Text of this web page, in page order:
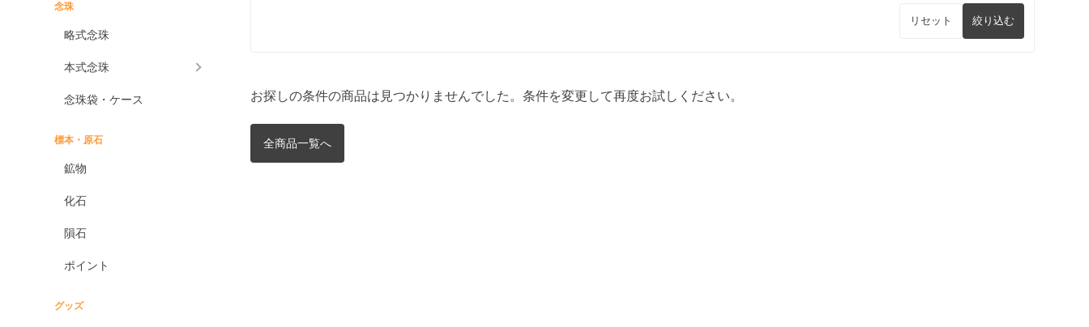
念珠
略式念珠
本式念珠
念珠袋・ケース
標本・原石
鉱物
化石
隕石
ポイント
グッズ
リセット 絞り込む
お探しの条件の商品は見つかりませんでした。条件を変更して再度お試しください。
全商品一覧へ